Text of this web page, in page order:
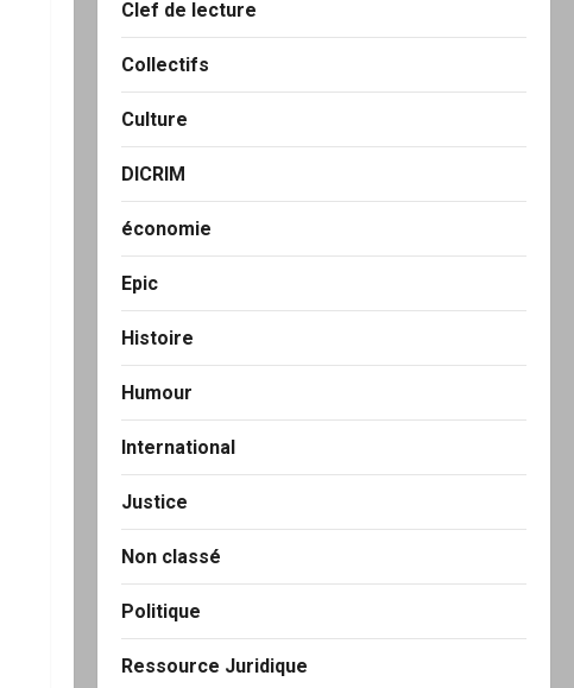
Clef de lecture
Collectifs
Culture
DICRIM
économie
Epic
Histoire
Humour
International
Justice
Non classé
Politique
Ressource Juridique